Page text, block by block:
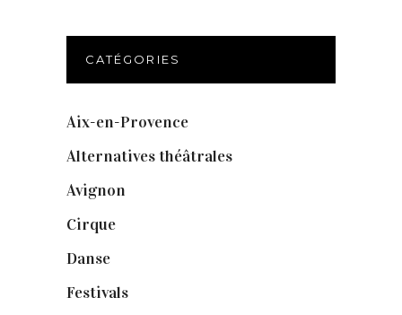
CATÉGORIES
Aix-en-Provence
Alternatives théâtrales
Avignon
Cirque
Danse
Festivals